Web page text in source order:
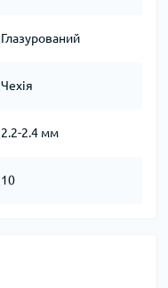
Глазурований
Чехія
2.2-2.4 мм
10